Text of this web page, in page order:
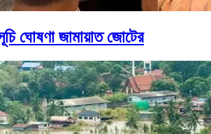
ঘোষণা জামায়াত জোটের